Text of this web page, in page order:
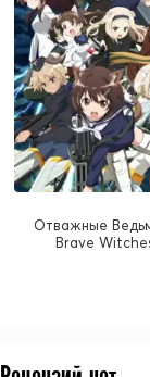
Отважные
Brave